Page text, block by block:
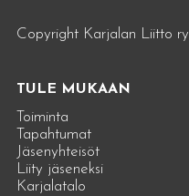
Copyright Karjalan Liitto ry
TULE MUKAAN
Toiminta
Tapahtumat
Jäsenyhteisöt
Liity jäseneksi
Karjalatalo